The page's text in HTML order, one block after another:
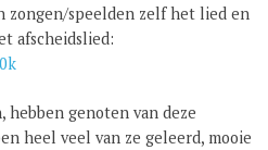
zongen/speelden zelf het lied en
afscheidslied:
genoten van deze
heel veel van ze geleerd, mooie